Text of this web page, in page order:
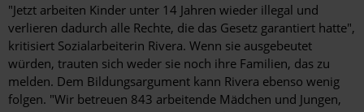
"Jetzt arbeiten Kinder unter 14 Jahren wieder illegal und
verlieren dadurch alle Rechte, die das Gesetz garantiert hatte",
kritisiert Sozialarbeiterin Rivera. Wenn sie ausgebeutet
würden, trauten sich weder sie noch ihre Familien, das zu
melden. Dem Bildungsargument kann Rivera ebenso wenig
folgen. "Wir betreuen 843 arbeitende Mädchen und Jungen,